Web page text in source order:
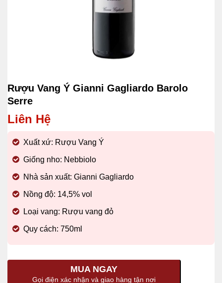
Rượu Vang Ý Gianni Gagliardo Barolo
Serre
Liên Hệ
Xuất xứ: Rượu Vang Ý
Giống nho: Nebbiolo
Nhà sản xuất: Gianni Gagliardo
Nồng độ: 14,5% vol
Loại vang: Rượu vang đỏ
Quy cách: 750ml
MUA NGAY
Gọi điện xác nhận và giao hàng tận nơi